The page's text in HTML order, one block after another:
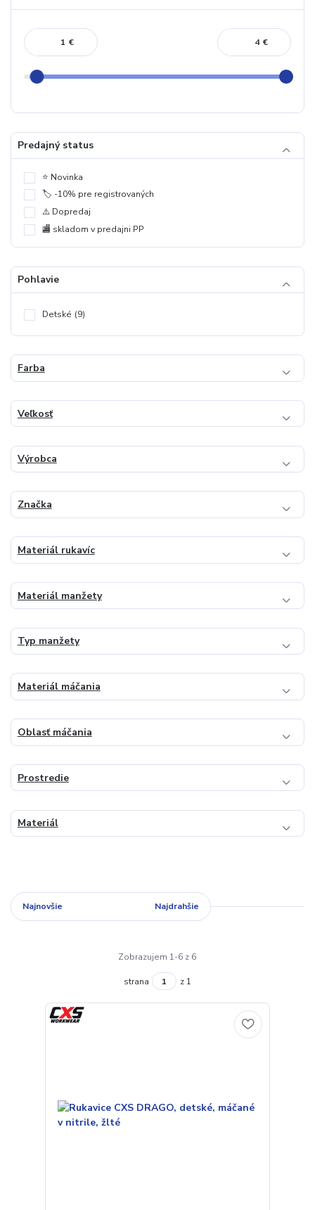
€ €
Predajný status
⭐️ Novinka
🏷️ -10% pre registrovaných
⚠️ Dopredaj
🏬 skladom v predajni PP
Pohlavie
Detské (9)
Farba
Veľkosť
Výrobca
Značka
Materiál rukavíc
Materiál manžety
Typ manžety
Materiál máčania
Oblasť máčania
Prostredie
Materiál
Najnovšie Najdrahšie
Zobrazujem 1-6 z 6
strana z 1